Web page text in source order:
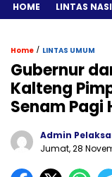
HOME LINTAS
Home / LINTAS UMUM
Gubernur
Kalteng
Senam Pagi
Admin
Jumat, 28